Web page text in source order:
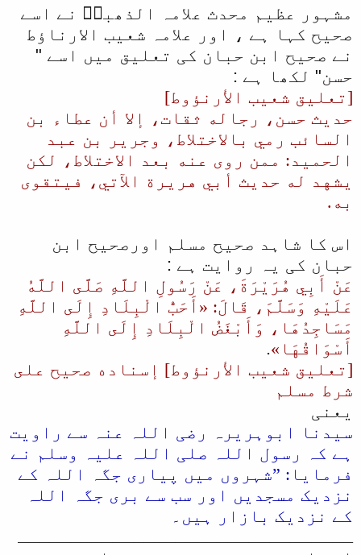
مشہور عظیم محدث علامہ الذھبیؒ نے اسے
صحیح کہا ہے ، اور علامہ شعیب الارناؤط
نے صحیح ابن حبان کی تعلیق میں اسے "
حسن" لکھا ہے :
[تعليق شعيب الأرنؤوط]
حديث حسن، رجاله ثقات، إلا أن عطاء بن
السائب رمي بالاختلاط، وجرير بن عبد
الحميد: ممن روى عنه بعد الاختلاط، لكن
يشهد له حديث أبي هريرة الآتي، فيتقوى
به.
اس کا شاہد صحیح مسلم اورصحیح ابن
حبان کی یہ روایت ہے :
عَنْ أَبِي هُرَيْرَةَ، عَنْ رَسُولِ اللَّهِ صَلَّى اللَّهُ
عَلَيْهِ وَسَلَّمَ، قَالَ: «أَحَبُّ الْبِلَادِ إِلَى اللَّهِ
مَسَاجِدُهَا، وَأَبْغَضُ الْبِلَادِ إِلَى اللَّهِ
أَسْوَاقُهَا».
[تعليق شعيب الأرنؤوط] إسناده صحيح على
شرط مسلم
یعنی​
سیدنا ابوہریرہ رضی اللہ عنہ سے راویت
ہے کہ رسول اللہ صلی اللہ علیہ وسلم نے
فرمایا: ”شہروں میں پیاری جگہ اللہ کے
نزدیک مسجدیں اور سب سے بری جگہ اللہ
کے نزدیک بازار ہیں۔
ــــــــــــــــــــــــــــــــ